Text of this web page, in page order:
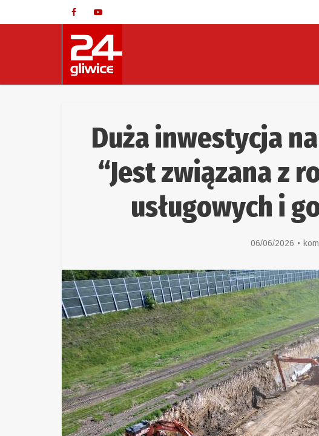
Duża inwestycja
“Jest związana z
usługowych i
06/06/2026